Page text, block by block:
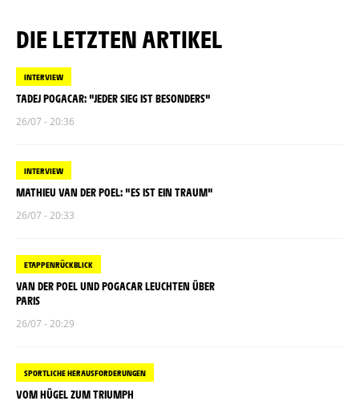
DIE LETZTEN ARTIKEL
INTERVIEW
TADEJ POGACAR: "JEDER SIEG IST BESONDERS"
26/07 - 20:36
INTERVIEW
MATHIEU VAN DER POEL: "ES IST EIN TRAUM"
26/07 - 20:33
ETAPPENRÜCKBLICK
VAN DER POEL UND POGACAR LEUCHTEN ÜBER
PARIS
26/07 - 20:29
SPORTLICHE HERAUSFORDERUNGEN
VOM HÜGEL ZUM TRIUMPH